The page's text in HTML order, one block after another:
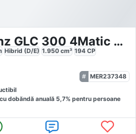
Mercedes-Benz GLC 300 4Matic Offroad Dist LED AHK
Hibrid (D/E) 1.950 cm³ 194 CP
MER237348
cu dobăndă anuală 5,7% pentru persoane